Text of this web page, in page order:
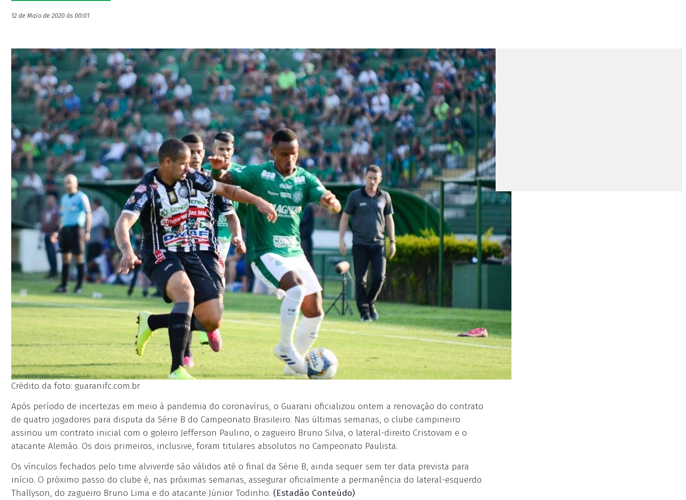
12 de Maio de 2020 às 00:01
Crédito da foto: guaranifc.com.br
Após período de incertezas em meio à pandemia do coronavírus, o Guarani oficializou ontem a renovação do contrato
de quatro jogadores para disputa da Série B do Campeonato Brasileiro. Nas últimas semanas, o clube campineiro
assinou um contrato inicial com o goleiro Jefferson Paulino, o zagueiro Bruno Silva, o lateral-direito Cristovam e o
atacante Alemão. Os dois primeiros, inclusive, foram titulares absolutos no Campeonato Paulista.
Os vínculos fechados pelo time alviverde são válidos até o final da Série B, ainda sequer sem ter data prevista para
início. O próximo passo do clube é, nas próximas semanas, assegurar oficialmente a permanência do lateral-esquerdo
Thallyson, do zagueiro Bruno Lima e do atacante Júnior Todinho. (Estadão Conteúdo)